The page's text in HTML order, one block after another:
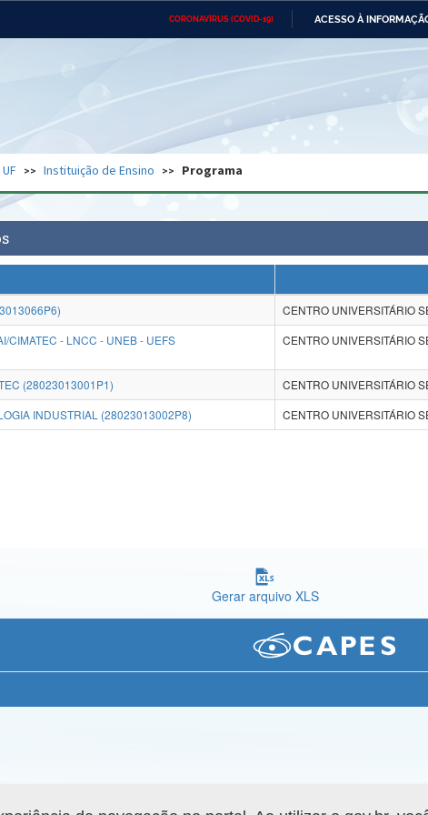
CORONAVÍRUS (COVID-19) ACESSO À
Ministério das Relações
Ministério do Desenvolvimento
Regional
Advocacia-Geral da União Banco Central do Brasil
UF Instituição de Ensino Programa
CENTRO UNIVERSITÁRIO
CIMATEC - LNCC - UNEB - UEFS
CENTRO UNIVERSITÁRIO
(28023013001P1) CENTRO UNIVERSITÁRIO
INDUSTRIAL (28023013002P8)
CENTRO UNIVERSITÁRIO
Gerar arquivo XLS